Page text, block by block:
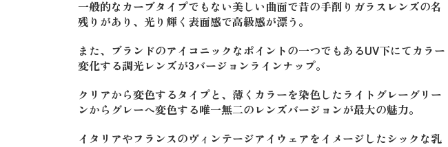
一般的なカーブタイプでもない美しい曲面で昔の手削りガラスレンズの名
残りがあり、光り輝く表面感で高級感が漂う。
また、ブランドのアイコニックなポイントの一つでもあるUV下にてカラー
変化する調光レンズが3バージョンラインナップ。
クリアから変色するタイプと、薄くカラーを染色したライトグレーグリー
ンからグレーへ変色する唯一無二のレンズバージョンが最大の魅力。
イタリアやフランスのヴィンテージアイウェアをイメージしたシックな乳